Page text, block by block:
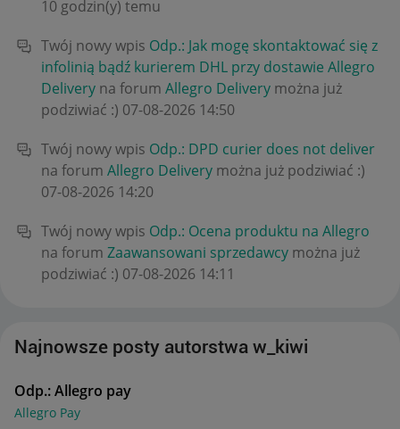
10 godzin(y) temu
Twój nowy wpis Odp.: Jak mogę skontaktować się z
infolinią bądź kurierem DHL przy dostawie Allegro
Delivery na forum Allegro Delivery można już
podziwiać :) ‎07-08-2026 14:50
Twój nowy wpis Odp.: DPD curier does not deliver
na forum Allegro Delivery można już podziwiać :)
‎07-08-2026 14:20
Twój nowy wpis Odp.: Ocena produktu na Allegro
na forum Zaawansowani sprzedawcy można już
podziwiać :) ‎07-08-2026 14:11
Najnowsze posty autorstwa w_kiwi
Odp.: Allegro pay
Allegro Pay